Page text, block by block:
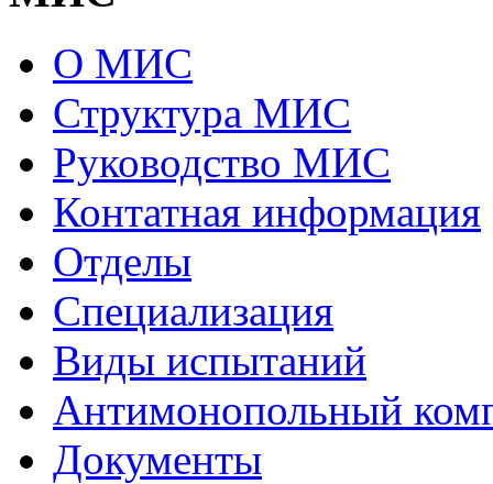
О МИС
Структура МИС
Руководство МИС
Контатная информация
Отделы
Специализация
Виды испытаний
Антимонопольный
Документы